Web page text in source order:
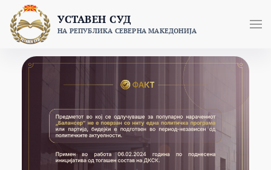
УСТАВЕН СУД
НА РЕПУБЛИКА СЕВЕРНА МАКЕДОНИЈА